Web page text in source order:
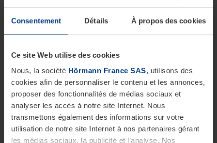
Consentement Détails À propos des cookies
Ce site Web utilise des cookies
Nous, la société Hörmann France SAS, utilisons des
cookies afin de personnaliser le contenu et les annonces,
proposer des fonctionnalités de médias sociaux et
analyser les accès à notre site Internet. Nous
transmettons également des informations sur votre
utilisation de notre site Internet à nos partenaires gérant
les médias sociaux, la publicité et l’analyse. Nos